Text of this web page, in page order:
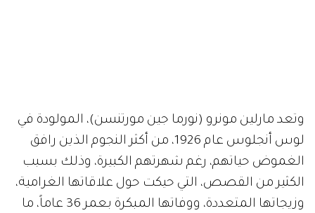
وتعد مارلين مونرو (نورما جين مورتنسن)، المولودة في
لوس أنجلوس عام 1926، من أكثر النجوم الذين رافق
الغموض حياتهم، رغم شهرتهم الكبيرة، وذلك بسبب
الكثير من القصص، التي حيكت حول علاقاتها الغرامية،
وزيجاتها المتعددة، ووفاتها المبكرة بعمر 36 عاماً، ما